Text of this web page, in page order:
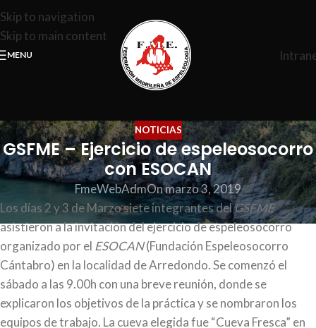
Skip to navigation
Skip to main content
MENU
NOTICIAS
GSFME – Ejercicio de espeleosocorro
con ESOCAN
FmeWebAdmOn marzo 3, 2019
Los días 2 y 3 de Marzo siete integrantes delGSFME
asistieron a la invitación del ejercicio de espeleosocorro
organizado por el ESOCAN(Fundación Espeleosocorro
Cántabro) en la localidad de Arredondo. Se comenzó el
sábado a las 9.00h con una breve reunión, donde se
explicaron los objetivos de la práctica y se nombraron los
equipos de trabajo. La cueva elegida fue “Cueva Fresca” en